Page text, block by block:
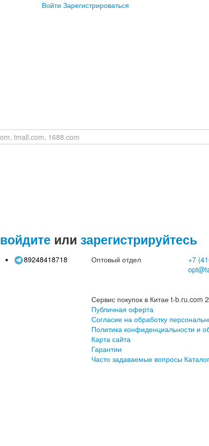
Войти Зарегистрироваться
войдите или зарегистрируйтесь
89248418718 Оптовый отдел +7
Сервис покупок в Китае t-b.ru.com
Публичная оферта
Согласие на обработку
Политика конфиденциальности и
Карта сайта
Гарантии
Часто задаваемые вопросы Каталог